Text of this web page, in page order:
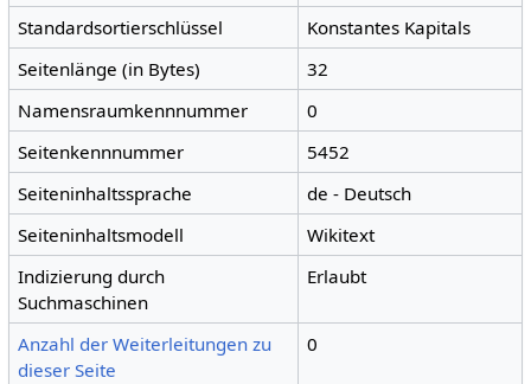
Standardsortierschlüssel
Konstantes Kapitals
Seitenlänge (in Bytes)
32
Namensraumkennnummer
0
Seitenkennnummer
5452
Seiteninhaltssprache
de - Deutsch
Seiteninhaltsmodell
Wikitext
Indizierung durch
Suchmaschinen
Erlaubt
Anzahl der Weiterleitungen zu
dieser Seite
0